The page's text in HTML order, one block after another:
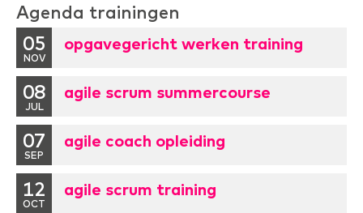
Agenda trainingen
05
NOV
opgavegericht werken training
08
JUL
agile scrum summercourse
07
SEP
agile coach opleiding
12
OCT
agile scrum training